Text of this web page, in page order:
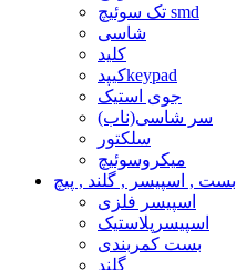
تک سوئیچ smd
شاسی
کلید
کیپدkeypad
جوی استیک
سر شاسی(ناب)
سلکتور
میکروسوئیچ
اسپیسر فلزی
اسپیسرپلاستیک
بست کمربندی
گِلند